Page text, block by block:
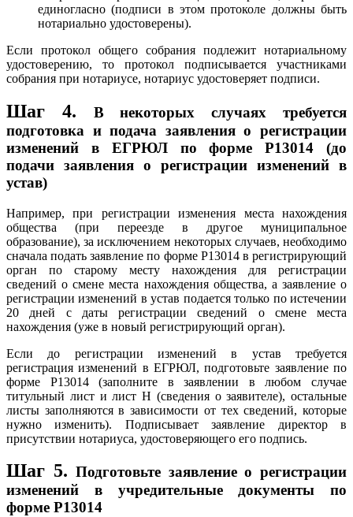
единогласно (подписи в этом протоколе должны быть
нотариально удостоверены).
Если протокол общего собрания подлежит нотариальному
удостоверению, то протокол подписывается участниками
собрания при нотариусе, нотариус удостоверяет подписи.
Шаг 4.
В некоторых случаях требуется
подготовка и подача заявления о регистрации
изменений в ЕГРЮЛ по форме Р13014 (до
подачи заявления о регистрации изменений в
устав)
Например, при регистрации изменения места нахождения
общества (при переезде в другое муниципальное
образование), за исключением некоторых случаев, необходимо
сначала подать заявление по форме Р13014 в регистрирующий
орган по старому месту нахождения для регистрации
сведений о смене места нахождения общества, а заявление о
регистрации изменений в устав подается только по истечении
20 дней с даты регистрации сведений о смене места
нахождения (уже в новый регистрирующий орган).
Если до регистрации изменений в устав требуется
регистрация изменений в ЕГРЮЛ, подготовьте заявление по
форме Р13014 (заполните в заявлении в любом случае
титульный лист и лист Н (сведения о заявителе), остальные
листы заполняются в зависимости от тех сведений, которые
нужно изменить). Подписывает заявление директор в
присутствии нотариуса, удостоверяющего его подпись.
Шаг 5. Подготовьте заявление о регистрации
изменений в учредительные документы по
форме Р13014